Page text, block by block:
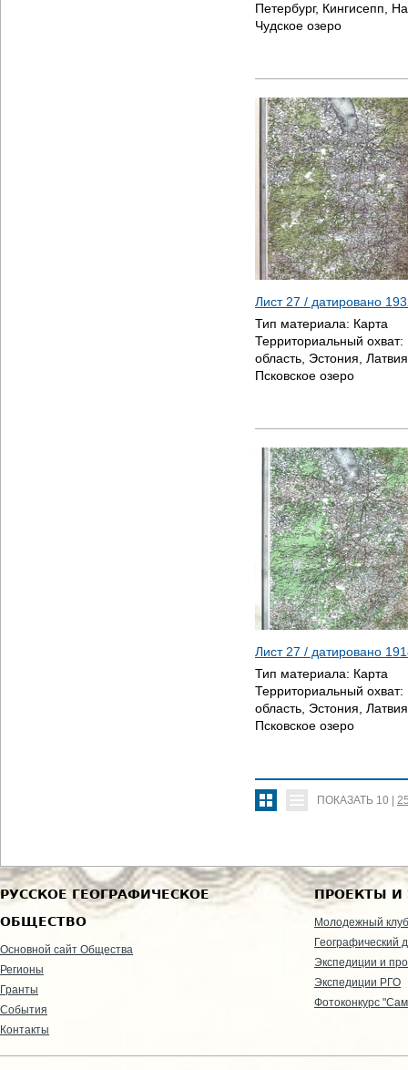
Петербург, Кингисепп,
Чудское озеро
Лист 27 / датировано
Тип материала: Карта
Территориальный охват:
область, Эстония,
Псковское озеро
Лист 27 / датировано
Тип материала: Карта
Территориальный охват:
область, Эстония,
Псковское озеро
ПОКАЗАТЬ 10
РУССКОЕ ГЕОГРАФИЧЕСКОЕ
ОБЩЕСТВО
Основной сайт Общества
Регионы
Гранты
События
Контакты
ПРОЕКТЫ И
Молодежный клуб
Географический
Экспедиции и
Экспедиции РГО
Фотоконкурс